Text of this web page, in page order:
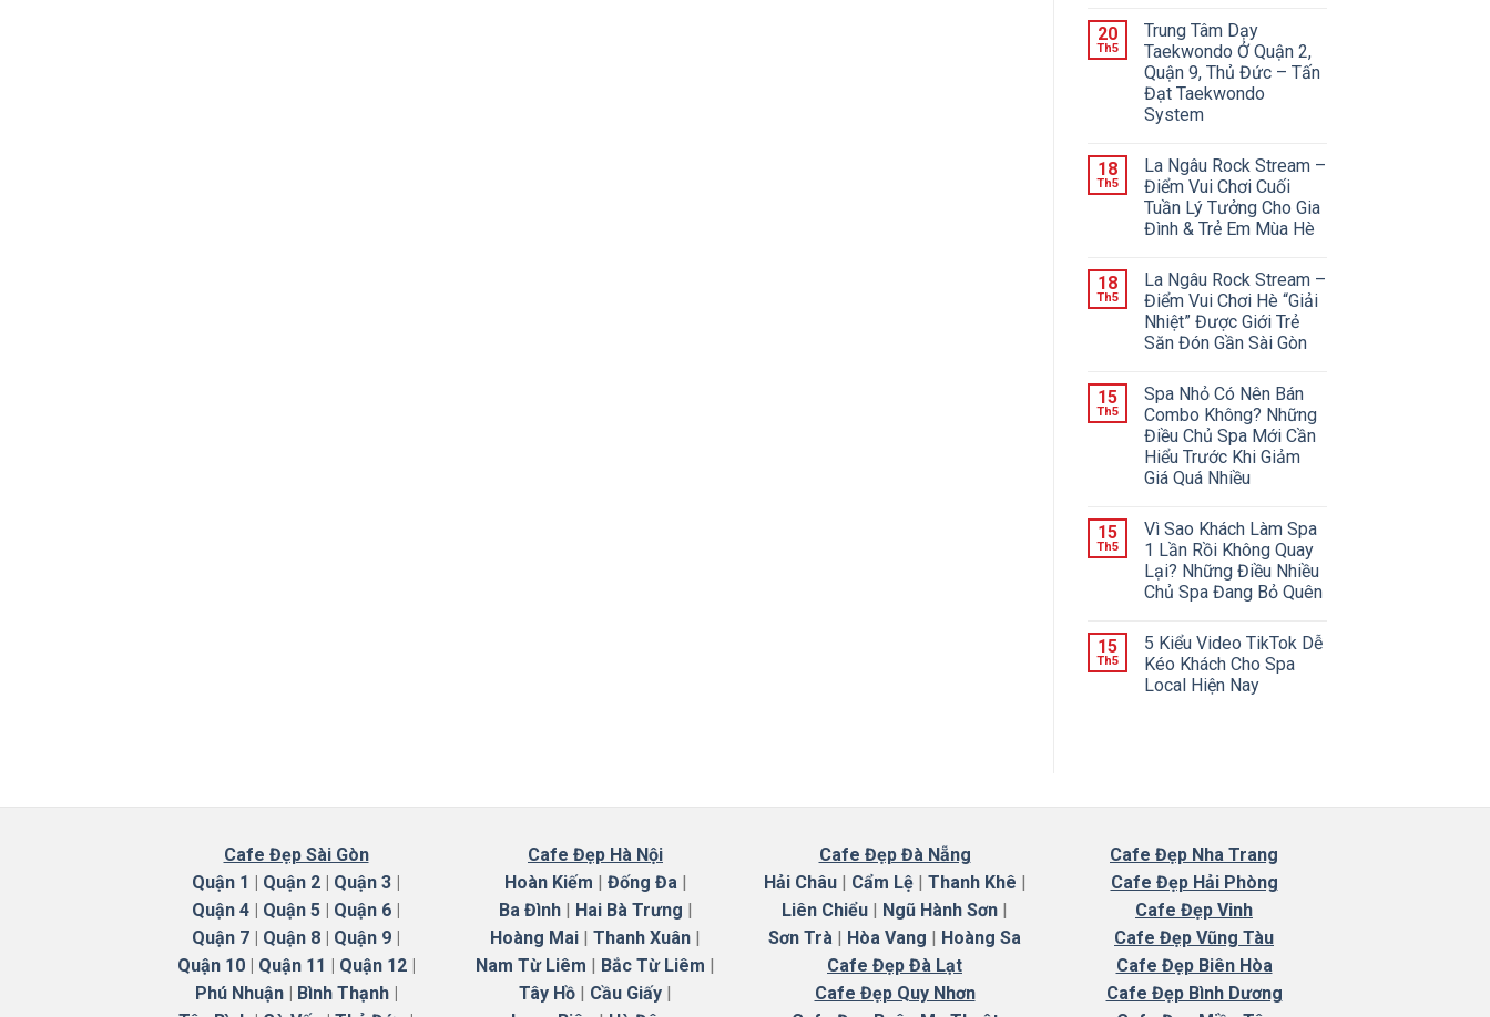
20
Th5
Trung Tâm Dạy
Taekwondo Ở Quận 2,
Quận 9, Thủ Đức – Tấn
Đạt Taekwondo
System
18
Th5
La Ngâu Rock Stream –
Điểm Vui Chơi Cuối
Tuần Lý Tưởng Cho Gia
Đình & Trẻ Em Mùa Hè
18
Th5
La Ngâu Rock Stream –
Điểm Vui Chơi Hè “Giải
Nhiệt” Được Giới Trẻ
Săn Đón Gần Sài Gòn
15
Th5
Spa Nhỏ Có Nên Bán
Combo Không? Những
Điều Chủ Spa Mới Cần
Hiểu Trước Khi Giảm
Giá Quá Nhiều
15
Th5
Vì Sao Khách Làm Spa
1 Lần Rồi Không Quay
Lại? Những Điều Nhiều
Chủ Spa Đang Bỏ Quên
15
Th5
5 Kiểu Video TikTok Dễ
Kéo Khách Cho Spa
Local Hiện Nay
Cafe Đẹp Sài Gòn
Quận 1 | Quận 2 | Quận 3 |
Quận 4 | Quận 5 | Quận 6 |
Quận 7 | Quận 8 | Quận 9 |
Quận 10| Quận 11 | Quận 12|
Phú Nhuận| Bình Thạnh|
Cafe Đẹp Hà Nội
Hoàn Kiếm | Đống Đa |
Ba Đình| Hai Bà Trưng |
Hoàng Mai | Thanh Xuân |
Nam Từ Liêm | Bắc Từ Liêm |
Tây Hồ | Cầu Giấy |
Cafe Đẹp Đà Nẵng
Hải Châu| Cẩm Lệ| Thanh Khê |
Liên Chiểu | Ngũ Hành Sơn |
Sơn Trà | Hòa Vang | Hoàng Sa
Cafe Đẹp Đà Lạt
Cafe Đẹp Quy Nhơn
Cafe Đẹp Nha Trang
Cafe Đẹp Hải Phòng
Cafe Đẹp Vinh
Cafe Đẹp Vũng Tàu
Cafe Đẹp Biên Hòa
Cafe Đẹp Bình Dương